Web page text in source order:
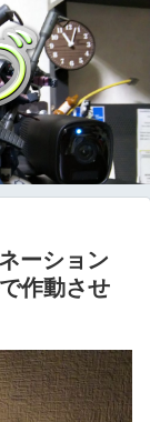
ーション
作動させ